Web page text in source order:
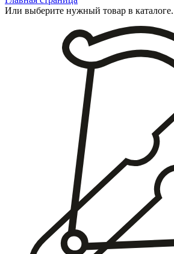
Или выберите нужный товар в каталоге.